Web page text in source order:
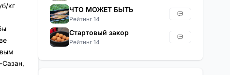
кг
ЧТО МОЖЕТ БЫТЬ
Рейтинг 14
Стартовый закор
Рейтинг 14